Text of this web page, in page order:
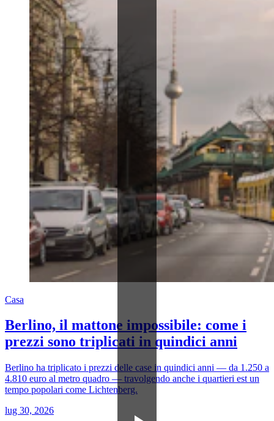
Casa
Berlino, il mattone impossibile: come i
prezzi sono triplicati in quindici anni
Berlino ha triplicato i prezzi delle case in quindici anni — da 1.250 a
4.810 euro al metro quadro — travolgendo anche i quartieri est un
tempo popolari come Lichtenberg.
lug 30, 2026